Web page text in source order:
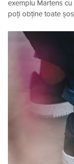
exemplu Martens
poți obține toate